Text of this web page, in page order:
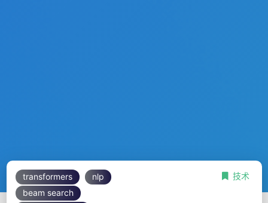
transformers
nlp
beam search
技术